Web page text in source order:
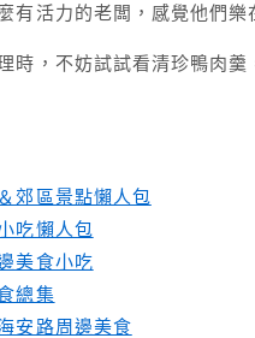
有活力的老闆，感覺他們樂
時，不妨試試看清珍鴨肉羹
郊區景點懶人包
吃懶人包
美食小吃
總集
安路周邊美食